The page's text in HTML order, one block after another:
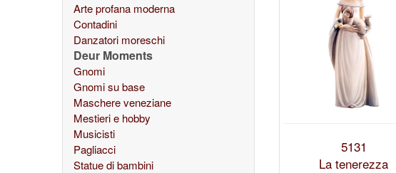
Arte profana moderna
Contadini
Danzatori moreschi
Deur Moments
Gnomi
Gnomi su base
Maschere veneziane
Mestieri e hobby
Musicisti
Pagliacci
Statue di bambini
5131
La tenerezza